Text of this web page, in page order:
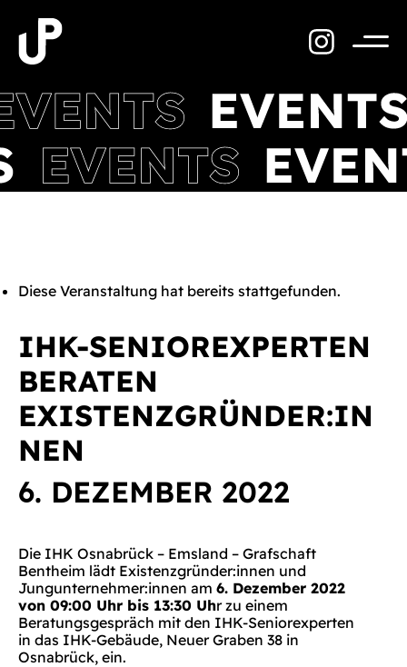
Inhalt
springen
Diese Veranstaltung hat bereits stattgefunden.
IHK-SENIOREXPERTEN
BERATEN
EXISTENZGRÜNDER:IN
NEN
6. DEZEMBER 2022
Die IHK Osnabrück – Emsland – Grafschaft
Bentheim lädt Existenzgründer:innen und
Jungunternehmer:innen am 6. Dezember 2022
von 09:00 Uhr bis 13:30 Uhr zu einem
Beratungsgespräch mit den IHK-Seniorexperten
in das IHK-Gebäude, Neuer Graben 38 in
Osnabrück, ein.